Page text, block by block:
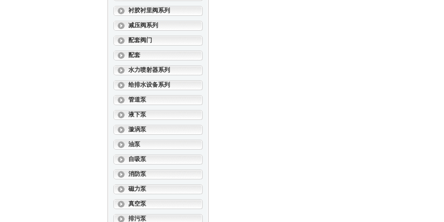
衬胶衬里阀系列
减压阀系列
配套阀门
配套
水力喷射器系列
给排水设备系列
管道泵
液下泵
漩涡泵
油泵
自吸泵
消防泵
磁力泵
真空泵
排污泵